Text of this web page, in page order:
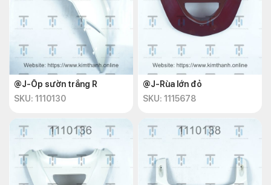
@J-Ốp sườn trắng R
SKU: 1110130
@J-Rùa lớn đỏ
SKU: 1115678